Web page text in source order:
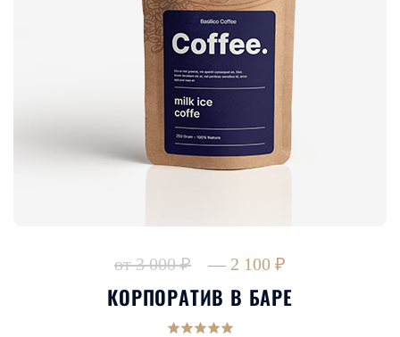
от 3 000 ₽ — 2 100 ₽
КОРПОРАТИВ В БАРЕ